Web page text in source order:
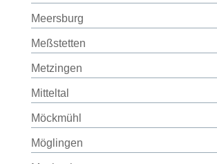
Meersburg
Meßstetten
Metzingen
Mitteltal
Möckmühl
Möglingen